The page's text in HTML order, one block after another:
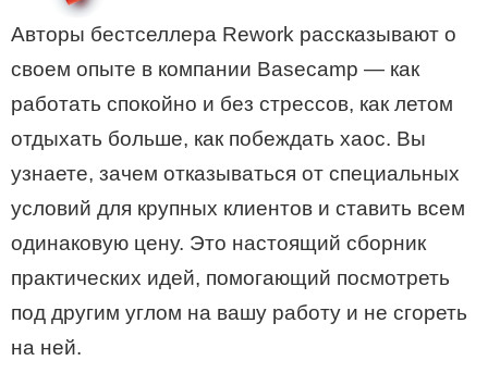
Авторы бестселлера Rework рассказывают о
своем опыте в компании Basecamp — как
работать спокойно и без стрессов, как летом
отдыхать больше, как побеждать хаос. Вы
узнаете, зачем отказываться от специальных
условий для крупных клиентов и ставить всем
одинаковую цену. Это настоящий сборник
практических идей, помогающий посмотреть
под другим углом на вашу работу и не сгореть
на ней.